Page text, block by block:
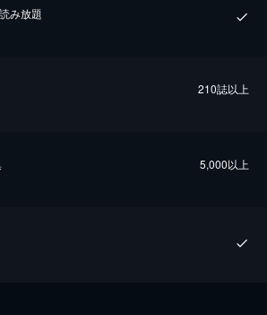
み放題
210誌以上
5,000以上